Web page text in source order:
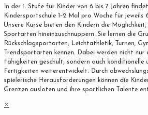
In der 1. Stufe für Kinder von 6 bis 7 Jahren
Kindersportschule 1–2 Mal pro Woche für
Unsere Kurse bieten den Kindern die Möglichkeit,
Sportarten hineinzuschnuppern. Sie lernen die
Rückschlagsportarten, Leichtathletik, Turnen,
Trendsportarten kennen. Dabei werden nicht nur
Fähigkeiten geschult, sondern auch konditionelle
Fertigkeiten weiterentwickelt. Durch
spielerische Herausforderungen können die
Grenzen ausloten und ihre sportlichen Talente
✕